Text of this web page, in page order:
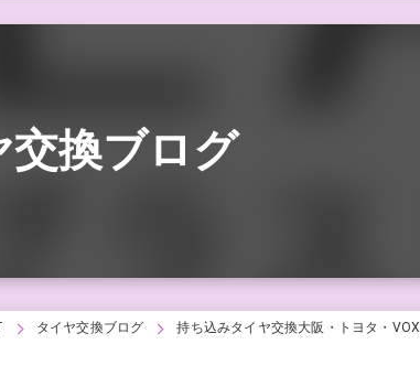
交換ブログ
タイヤ交換ブログ 持ち込みタイヤ交換大阪・トヨタ・